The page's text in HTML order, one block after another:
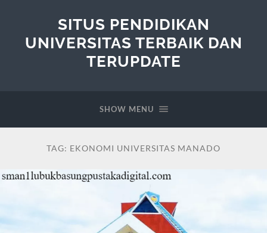
SITUS PENDIDIKAN
UNIVERSITAS TERBAIK DAN
TERUPDATE
SHOW MENU
TAG: EKONOMI UNIVERSITAS MANADO